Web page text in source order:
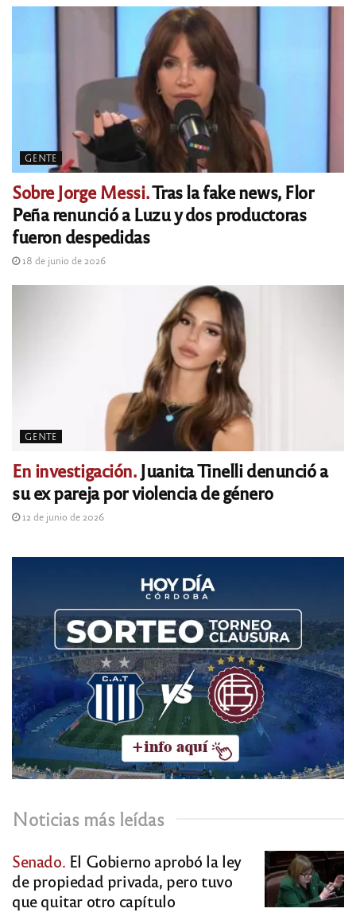
GENTE
Sobre Jorge Messi.Tras la fake news, Flor
Peña renunció a Luzu y dos productoras
fueron despedidas
18 de junio de 2026
GENTE
En investigación.Juanita Tinelli denunció a
su ex pareja por violencia de género
12 de junio de 2026
Noticias más leídas
Senado. El Gobierno aprobó la ley
de propiedad privada, pero tuvo
que quitar otro capítulo